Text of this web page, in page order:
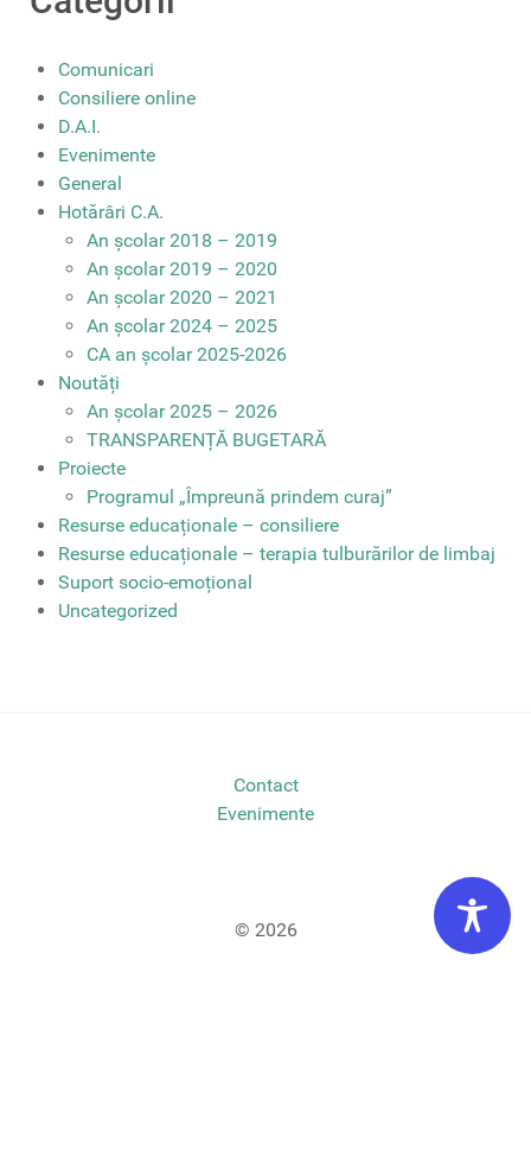
Comunicari
Consiliere online
D.A.I.
Evenimente
General
Hotărâri C.A.
An școlar 2018 – 2019
An școlar 2019 – 2020
An școlar 2020 – 2021
An școlar 2024 – 2025
CA an școlar 2025-2026
Noutăți
An școlar 2025 – 2026
TRANSPARENȚĂ BUGETARĂ
Proiecte
Programul „Împreună prindem curaj”
Resurse educaționale – consiliere
Resurse educaționale – terapia tulburărilor de limbaj
Suport socio-emoțional
Uncategorized
Contact
Evenimente
© 2026